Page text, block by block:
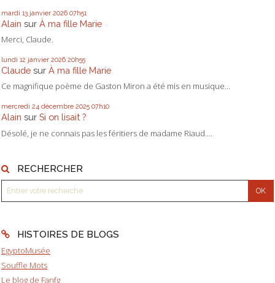
mardi 13 janvier 2026 07h51
Alain sur À ma fille Marie
Merci, Claude.
lundi 12 janvier 2026 20h55
Claude sur À ma fille Marie
Ce magnifique poème de Gaston Miron a été mis en musique...
mercredi 24 décembre 2025 07h10
Alain sur Si on lisait ?
Désolé, je ne connais pas les féritiers de madame Riaud....
RECHERCHER
HISTOIRES DE BLOGS
EgyptoMusée
Souffle Mots
Le blog de Fanfg